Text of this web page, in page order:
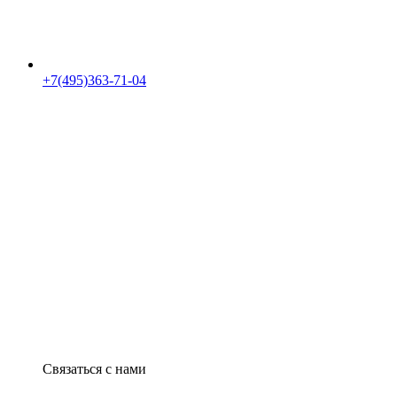
+7(495)363-71-04
Связаться с нами